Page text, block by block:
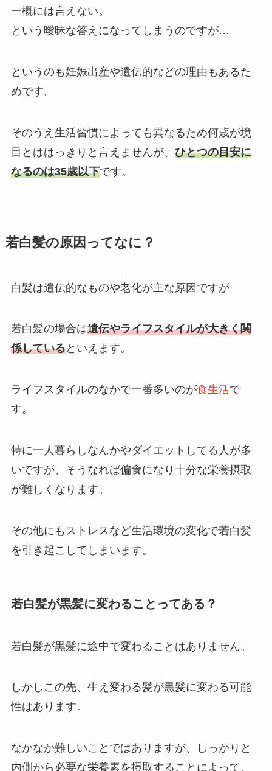
一概には言えない。
という曖昧な答えになってしまうのですが…
というのも妊娠出産や遺伝的などの理由もあるた
めです。
そのうえ生活習慣によっても異なるため何歳が境
目とははっきりと言えませんが、 ひとつの目安に
なるのは35歳以下です。
若白髪の原因ってなに？
白髪は遺伝的なものや老化が主な原因ですが
若白髪の場合は遺伝やライフスタイルが大きく関
係しているといえます。
ライフスタイルのなかで一番多いのが食生活で
す。
特に一人暮らしなんかやダイエットしてる人が多
いですが、そうなれば偏食になり十分な栄養摂取
が難しくなります。
その他にもストレスなど生活環境の変化で若白髪
を引き起こしてしまいます。
若白髪が黒髪に変わることってある？
若白髪が黒髪に途中で変わることはありません。
しかしこの先、生え変わる髪が黒髪に変わる可能
性はあります。
なかなか難しいことではありますが、しっかりと
内側から必要な栄養素を摂取することによって、